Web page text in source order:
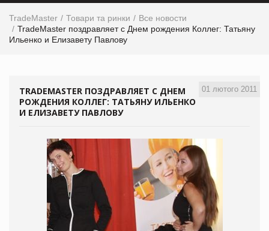
TradeMaster Товари та ринки
Все новости
TradeMaster поздравляет с Днем рождения Коллег: Татьяну
Ильенко и Елизавету Павлову
01 лютого 2011
TRADEMASTER ПОЗДРАВЛЯЕТ С ДНЕМ
РОЖДЕНИЯ КОЛЛЕГ: ТАТЬЯНУ ИЛЬЕНКО
И ЕЛИЗАВЕТУ ПАВЛОВУ